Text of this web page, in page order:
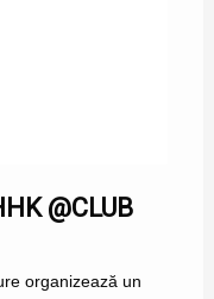
@CLUB
organizează un